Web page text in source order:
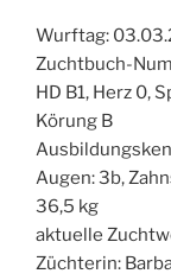
Wurftag:
Zuchtbuch-
HD B1, Herz 0,
Körung B
Augen: 3b,
36,5 kg
aktuelle
Züchterin: